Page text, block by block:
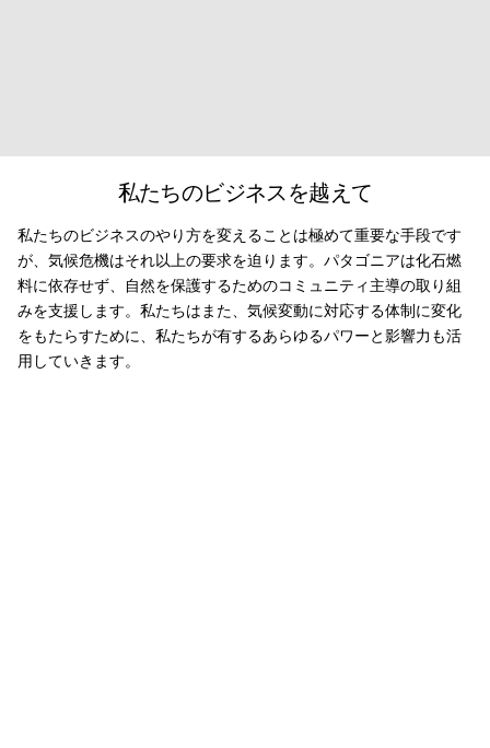
私たちのビジネスを越えて
私たちのビジネスのやり方を変えることは極めて重要な手段です
が、気候危機はそれ以上の要求を迫ります。パタゴニアは化石燃
料に依存せず、自然を保護するためのコミュニティ主導の取り組
みを支援します。私たちはまた、気候変動に対応する体制に変化
をもたらすために、私たちが有するあらゆるパワーと影響力も活
用していきます。